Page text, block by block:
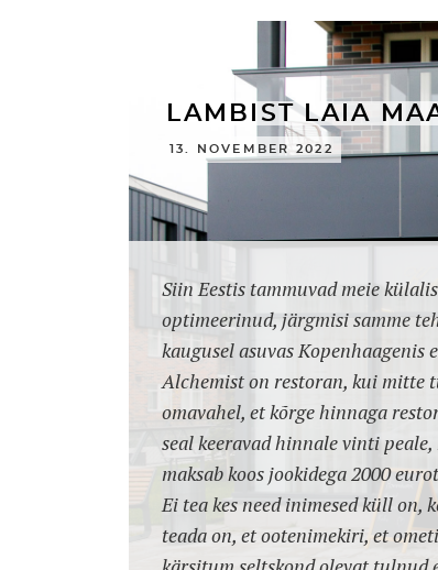
LAMBIST LAIA
13. NOVEMBER 2022
Siin Eestis tammuvad meie
optimeerinud, järgmisi samme
kaugusel asuvas
Alchemist on restoran, kui mitte
omavahel, et kõrge hinnaga
seal keeravad hinnale vinti
maksab koos jookidega 2000
Ei tea kes need inimesed küll on,
teada on, et ootenimekiri, et